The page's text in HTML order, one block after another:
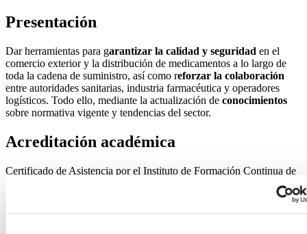
Presentación
Dar herramientas para garantizar la calidad y seguridad en el
comercio exterior y la distribución de medicamentos a lo largo de
toda la cadena de suministro, así como reforzar la colaboración
entre autoridades sanitarias, industria farmacéutica y operadores
logísticos. Todo ello, mediante la actualización de conocimientos
sobre normativa vigente y tendencias del sector.
Acreditación académica
Certificado de Asistencia por el Instituto de Formación Continua de
la Universitat de Barcelona.
Programa